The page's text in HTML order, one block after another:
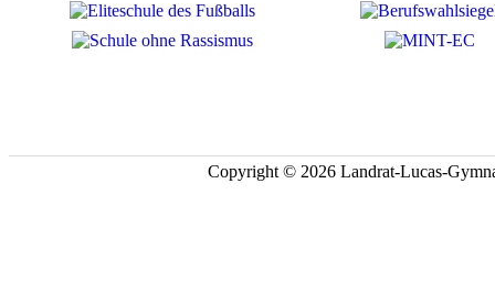
Copyright © 2026 Landrat-Lucas-